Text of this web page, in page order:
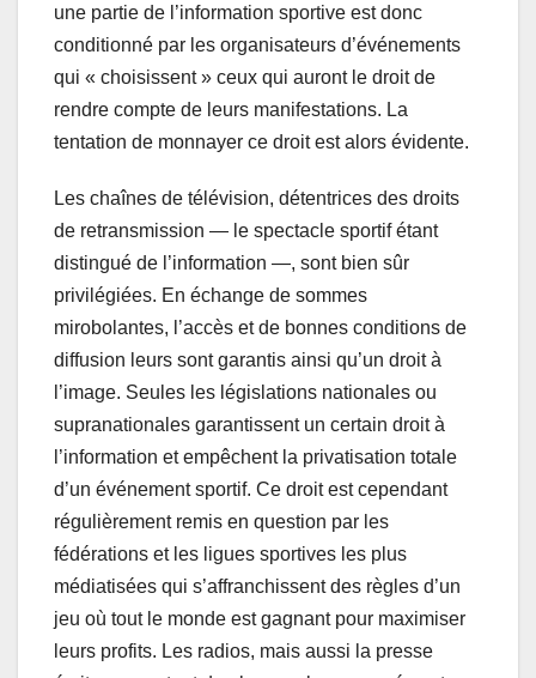
une partie de l’information sportive est donc
conditionné par les organisateurs d’événements
qui « choisissent » ceux qui auront le droit de
rendre compte de leurs manifestations. La
tentation de monnayer ce droit est alors évidente.
Les chaînes de télévision, détentrices des droits
de retransmission — le spectacle sportif étant
distingué de l’information —, sont bien sûr
privilégiées. En échange de sommes
mirobolantes, l’accès et de bonnes conditions de
diffusion leurs sont garantis ainsi qu’un droit à
l’image. Seules les législations nationales ou
supranationales garantissent un certain droit à
l’information et empêchent la privatisation totale
d’un événement sportif. Ce droit est cependant
régulièrement remis en question par les
fédérations et les ligues sportives les plus
médiatisées qui s’affranchissent des règles d’un
jeu où tout le monde est gagnant pour maximiser
leurs profits. Les radios, mais aussi la presse